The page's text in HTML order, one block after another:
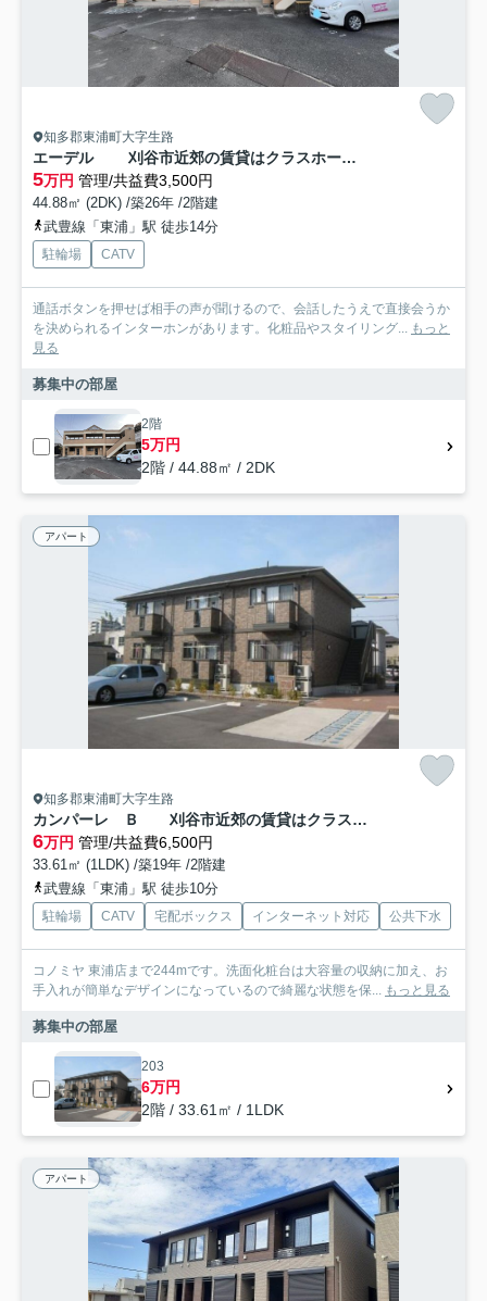
知多郡東浦町大字生路
エーデル 刈谷市近郊の賃貸はクラスホーム刈谷店
5万円 管理/共益費3,500円
44.88㎡ (2DK) /築26年 /2階建
武豊線「東浦」駅 徒歩14分
駐輪場 CATV
通話ボタンを押せば相手の声が聞けるので、会話したうえで直接会うか
を決められるインターホンがあります。化粧品やスタイリング... もっと
見る
募集中の部屋
2階
5万円
2階 / 44.88㎡ / 2DK
アパート
知多郡東浦町大字生路
カンパーレ Ｂ 刈谷市近郊の賃貸はクラスホーム刈谷店
6万円 管理/共益費6,500円
33.61㎡ (1LDK) /築19年 /2階建
武豊線「東浦」駅 徒歩10分
駐輪場 CATV 宅配ボックス インターネット対応 公共下水
コノミヤ 東浦店まで244mです。洗面化粧台は大容量の収納に加え、お
手入れが簡単なデザインになっているので綺麗な状態を保... もっと見る
募集中の部屋
203
6万円
2階 / 33.61㎡ / 1LDK
アパート